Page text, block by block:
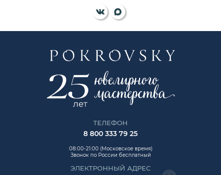
ТЕЛЕФОН
8 800 333 79 25
08:00-21:00 (Московское время)
Звонок по России бесплатный
ЭЛЕКТРОННЫЙ АДРЕС